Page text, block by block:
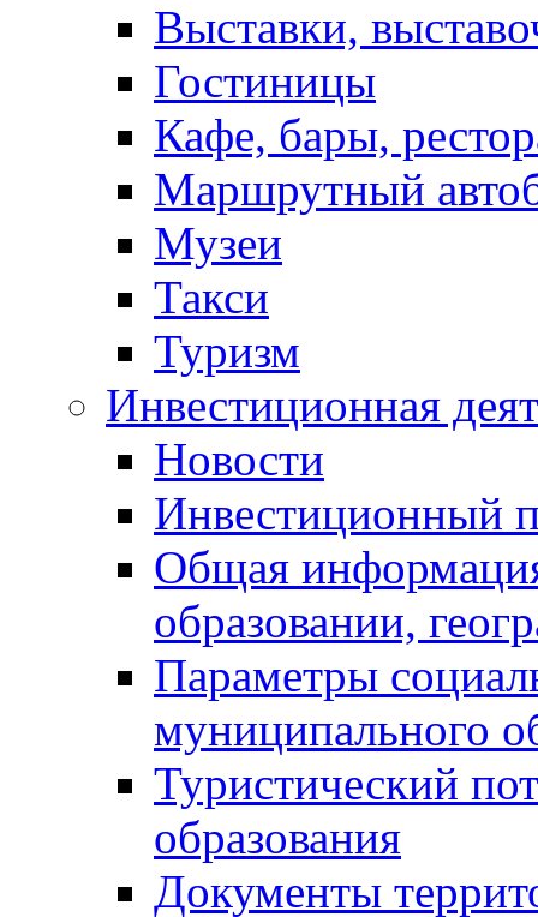
Выставки,
Гостиницы
Кафе, бары,
Маршрутный
Музеи
Такси
Туризм
Инвестиционная
Новости
Инвестиционный
Общая
образовании,
Параметры
муниципального
Туристический
образования
Документы